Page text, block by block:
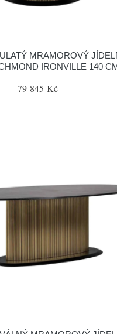
MRAMOROVÝ
IRONVILLE 140
79 845 Kč